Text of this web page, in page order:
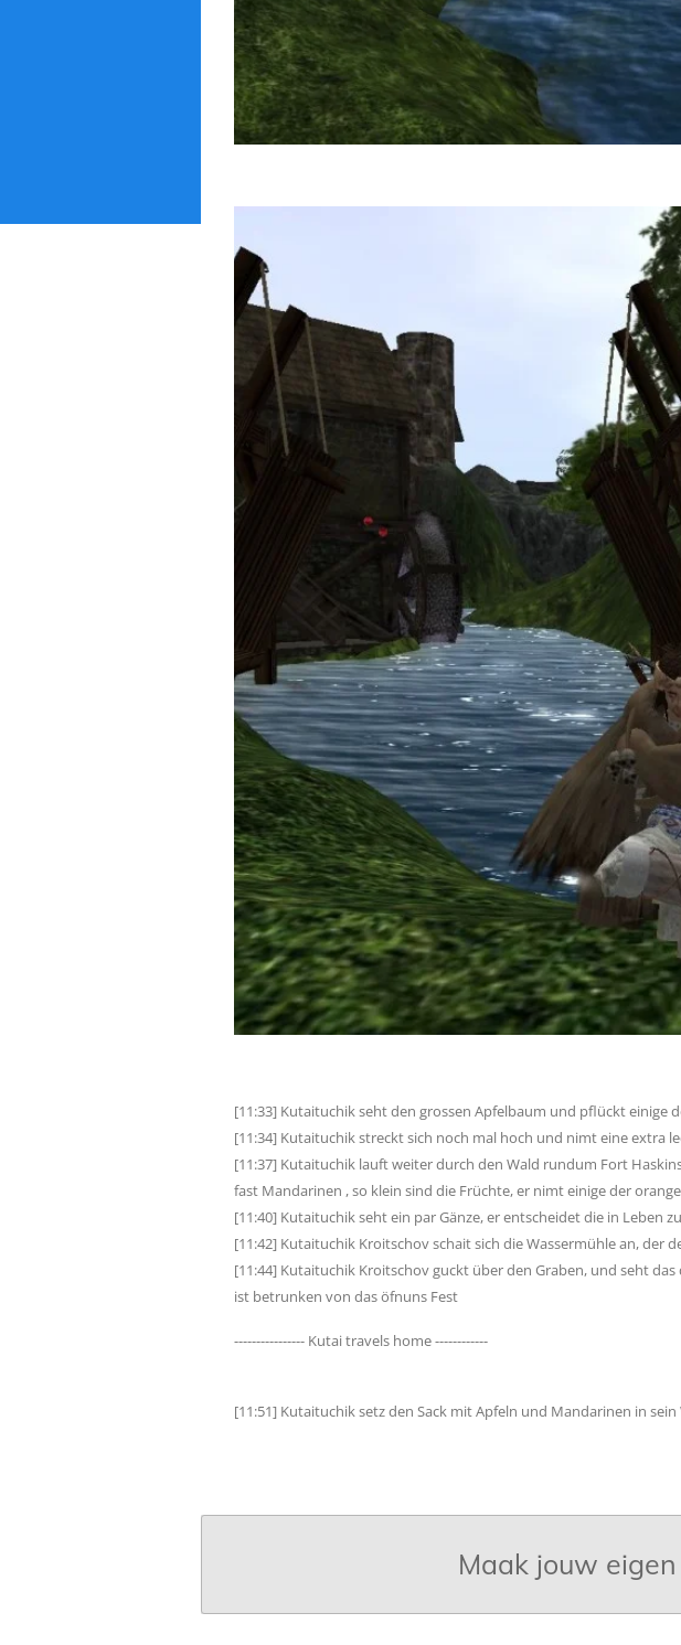
[11:33] Kutaituchik seht den grossen Apfelbaum und pflückt einige
[11:34] Kutaituchik streckt sich noch mal hoch und nimt eine extra
[11:37] Kutaituchik lauft weiter durch den Wald rundum Fort
fast Mandarinen , so klein sind die Früchte, er nimt einige der
[11:40] Kutaituchik seht ein par Gänze, er entscheidet die in Leben
[11:42] Kutaituchik Kroitschov schait sich die Wassermühle an, der
[11:44] Kutaituchik Kroitschov guckt über den Graben, und seht
ist betrunken von das öfnuns Fest
---------------- Kutai travels home ------------
[11:51] Kutaituchik setz den Sack mit Apfeln und Mandarinen in
Maak jouw